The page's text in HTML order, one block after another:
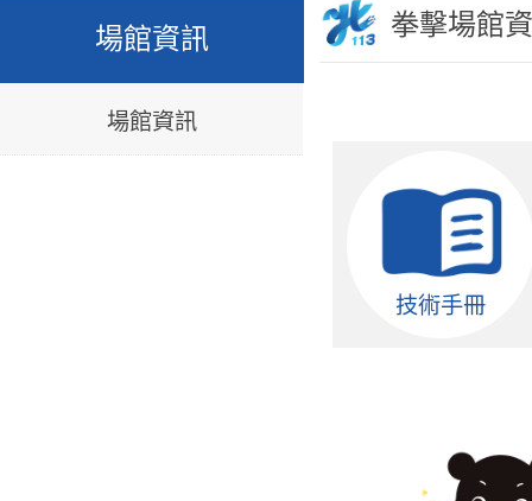
場館資訊
場館資訊
拳擊場館
技術手冊